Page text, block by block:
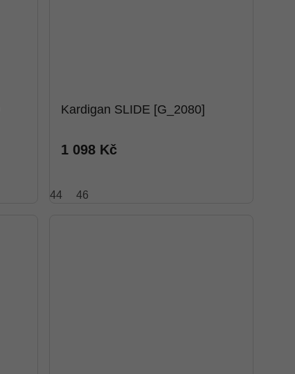
Kardigan SLIDE [G_2080]
1 098 Kč
44 46